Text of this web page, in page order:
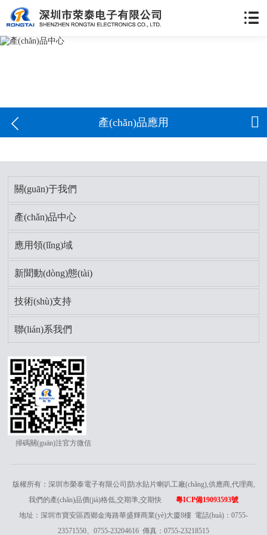
 產(chǎn)品應用 
關(guān)于我們
產(chǎn)品中心
應用領(lǐng)域
新聞動(dòng)態(tài)
技術(shù)支持
聯(lián)系我們
掃碼關(guān)注官方微信
版權所有：深圳市榮泰電子有限公司|防水貼片喇叭工廠(chǎng),供應商,代理商,
我們的產(chǎn)品價(jià)格低,交期準,交期快
粵ICP備19093593號
地址：深圳市寶安區西鄉金海路華盛輝商業(yè)大廈8樓 電話(huà)：0755-
23571550、0755-23204616 傳真：0755-23218515